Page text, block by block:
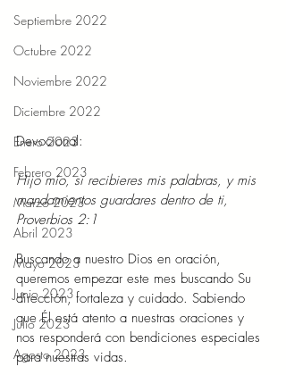
Septiembre 2022
Octubre 2022
Noviembre 2022
Diciembre 2022
Enero 2023
Febrero 2023
Marzo 2023
Abril 2023
Mayo 2023
Junio 2023
Julio 2023
Agosto 2023
Devocional:
Hijo mío, si recibieres mis palabras, y mis
mandamientos guardares dentro de ti,
Proverbios 2:1
Buscando a nuestro Dios en oración,
queremos empezar este mes buscando Su
dirección, fortaleza y cuidado. Sabiendo
que Él está atento a nuestras oraciones y
nos responderá con bendiciones especiales
para nuestras vidas.